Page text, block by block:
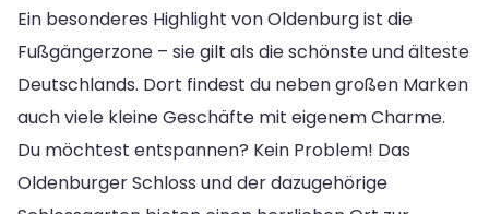
Ein besonderes Highlight von Oldenburg ist die
Fußgängerzone – sie gilt als die schönste und älteste
Deutschlands. Dort findest du neben großen Marken
auch viele kleine Geschäfte mit eigenem Charme.
Du möchtest entspannen? Kein Problem! Das
Oldenburger Schloss und der dazugehörige